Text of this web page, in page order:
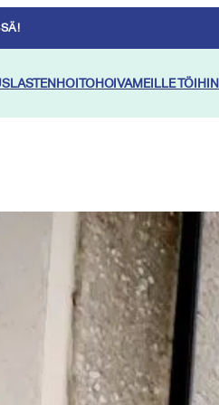
LASTENHOITOHOIVAMEILLE TÖIHIN